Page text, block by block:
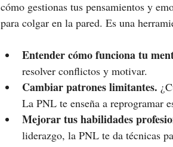
cómo gestionas tus pensamientos y
para colgar en la pared. Es una
Entender cómo funciona tu
resolver conflictos y motivar.
Cambiar patrones limitantes.
La PNL te enseña a reprogramar
Mejorar tus habilidades
liderazgo, la PNL te da técnicas